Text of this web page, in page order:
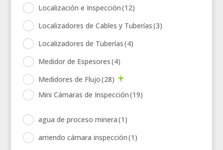
Localización e Inspección(12)
Localizadores de Cables y Tuberías(3)
Localizadores de Tuberías(4)
Medidor de Espesores(4)
Medidores de Flujo(28)
Mini Cámaras de Inspección(19)
agua de proceso minera(1)
arriendo cámara inspección(1)